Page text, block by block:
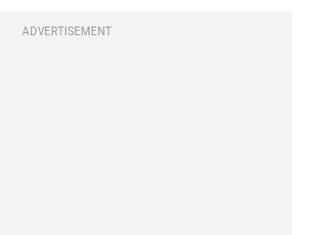
ADVERTISEMENT